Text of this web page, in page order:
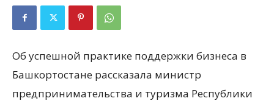
Об успешной практике поддержки бизнеса в
Башкортостане рассказала министр
предпринимательства и туризма Республики